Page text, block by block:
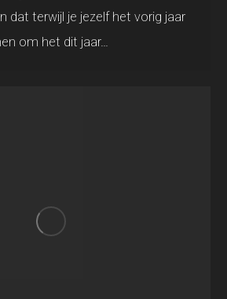
dat terwijl je jezelf het vorig jaar
om het dit jaar…